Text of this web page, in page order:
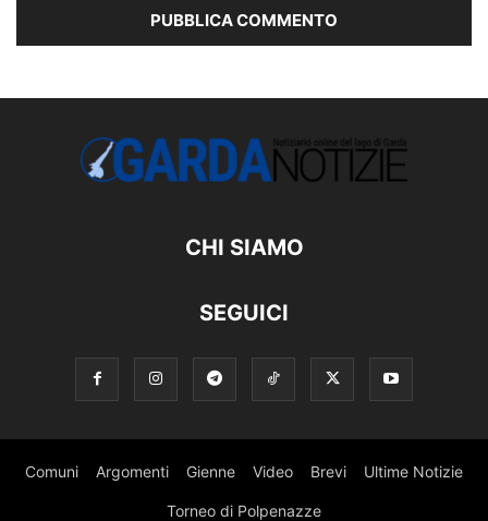
CHI SIAMO
SEGUICI
Comuni Argomenti Gienne Video Brevi Ultime Notizie
Torneo di Polpenazze